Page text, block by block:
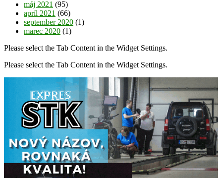
máj 2021 (95)
apríl 2021 (66)
september 2020 (1)
marec 2020 (1)
Please select the Tab Content in the Widget Settings.
Please select the Tab Content in the Widget Settings.